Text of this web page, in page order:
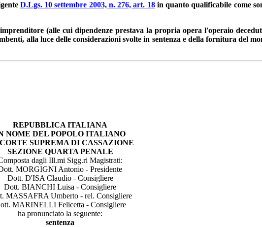
D.Lgs. 10 settembre 2003, n. 276, art. 18in quanto qualificabile come
(alle cui dipendenze prestava la propria opera l'operaio
alla luce delle considerazioni svolte in sentenza e della fornitura del
REPUBBLICA ITALIANA
NOME DEL POPOLO ITALIANO
SUPREMA DI CASSAZIONE
SEZIONE QUARTA PENALE
dagli Ill.mi Sigg.ri Magistrati:
MORGIGNI Antonio - Presidente
Dott. D'ISA Claudio - Consigliere
Dott. BIANCHI Luisa - Consigliere
MASSAFRA Umberto - rel. Consigliere
MARINELLI Felicetta - Consigliere
ha pronunciato la seguente:
sentenza